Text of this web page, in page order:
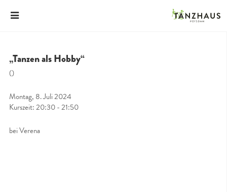
„Tanzen als Hobby“
()
Montag, 8. Juli 2024
Kurszeit: 20:30 - 21:50
bei Verena